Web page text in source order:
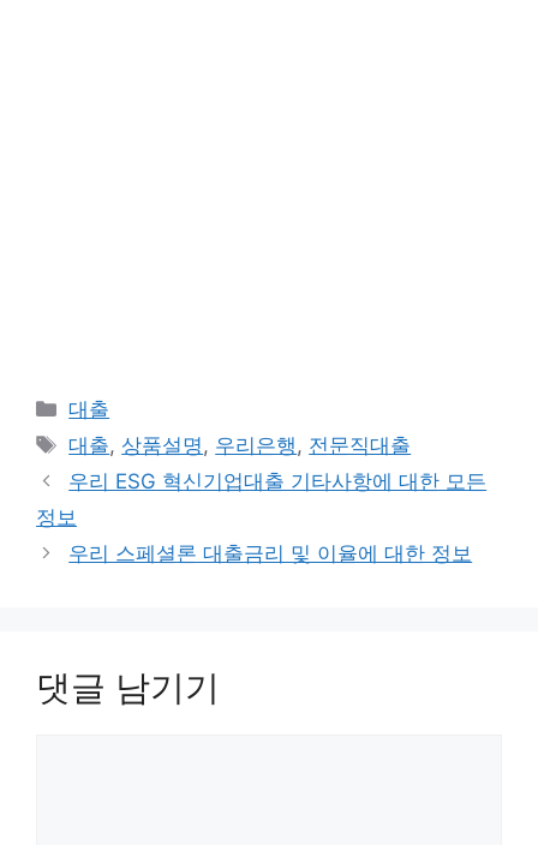
카
테
리
대출
태
그
대출, 상품설명, 우리은행, 전문직대출
우리 ESG 혁신기업대출 기타사항에 대한 모든
정보
우리 스페셜론 대출금리 및 이율에 대한 정보
댓글 남기기